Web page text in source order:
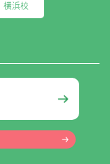
横浜校